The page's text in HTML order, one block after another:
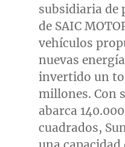
subsidiaria de
de SAIC
vehículos
nuevas
invertido un
millones. Con
abarca
cuadrados,